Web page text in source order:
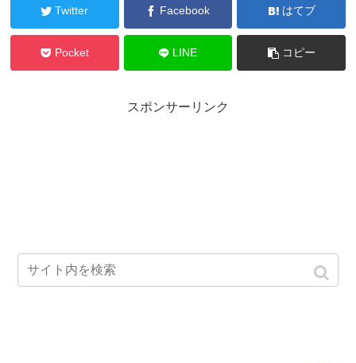
Twitter Facebook はてブ
Pocket LINE コピー
スポンサーリンク